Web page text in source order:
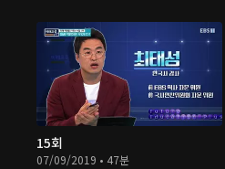
15회
07/09/2019 • 47분